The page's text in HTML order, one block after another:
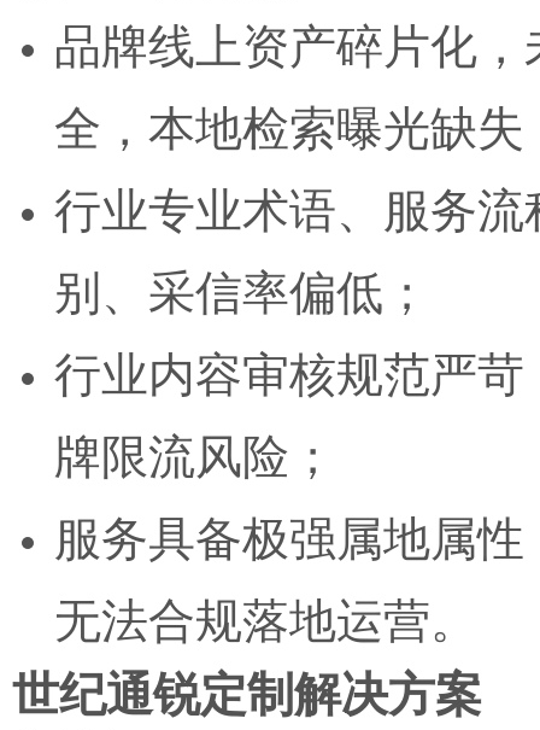
品牌线上资产碎片化
全，本地检索曝光缺失
行业专业术语、服务
别、采信率偏低；
行业内容审核规范严
牌限流风险；
服务具备极强属地属
无法合规落地运营。
世纪通锐定制解决方案